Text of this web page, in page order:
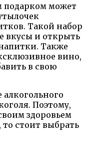
может
Такой набор
вкусы и открыть
Также
вино,
в свою
Поэтому,
здоровьем
то стоит выбрать